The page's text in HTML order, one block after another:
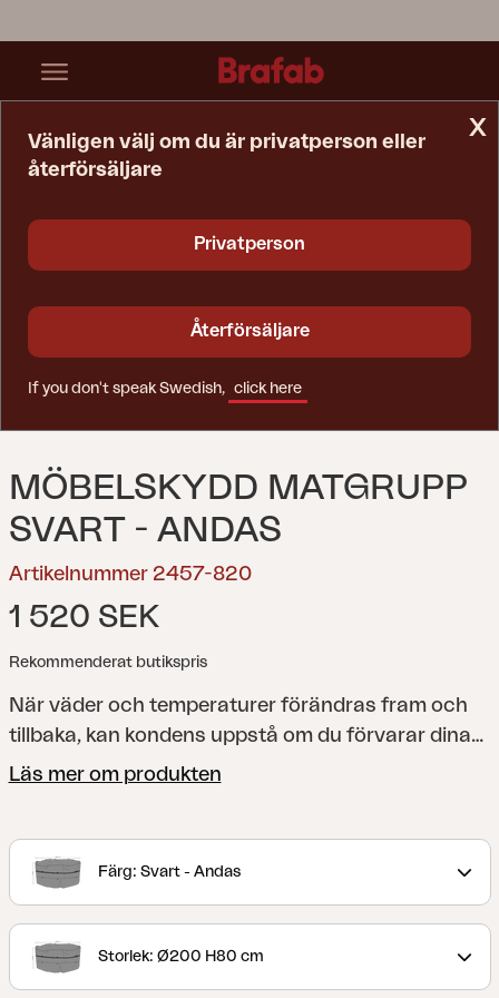
MÖBELSKYDD MATGRUPP
SVART - ANDAS
Artikelnummer 2457-820
1 520 SEK
Rekommenderat butikspris
När väder och temperaturer förändras fram och
tillbaka, kan kondens uppstå om du förvarar dina
utemöbler under skydd som inte andas. Det är
relaterade till kondens. Med ett andningsbart och
samtidigt vattentätt utemöbelskydd från Brafab
säkert, håller sig torra och inte riskerar att ta
skada av kondens. Det är också ett smart sätt att
Läs mer om produkten
Färg: Svart - Andas
Storlek: Ø200 H80 cm
x
Vänligen välj om du är privatperson eller
återförsäljare
Privatperson
Återförsäljare
If you don't speak Swedish, click here